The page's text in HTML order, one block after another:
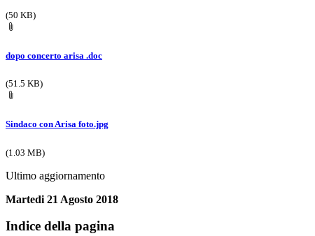
(50 KB)
dopo concerto arisa .doc
(51.5 KB)
Sindaco con Arisa foto.jpg
(1.03 MB)
Ultimo aggiornamento
Martedi 21 Agosto 2018
Indice della pagina